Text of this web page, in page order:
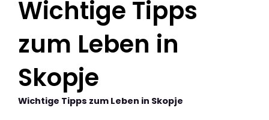
Wichtige Tipps
zum Leben in
Skopje
Wichtige Tipps zum Leben in Skopje